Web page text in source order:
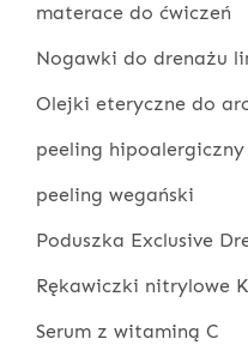
materace do ćwiczeń
Nogawki do drenażu
Olejki eteryczne do
peeling hipoalergiczny
peeling wegański
Poduszka Exclusive
Rękawiczki nitrylowe
Serum z witaminą C